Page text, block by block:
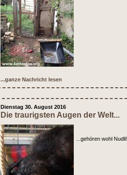
...ganze Nachricht lesen
Dienstag 30. August 2016
Die traurigsten Augen der Welt...
...gehören wohl Nudli!